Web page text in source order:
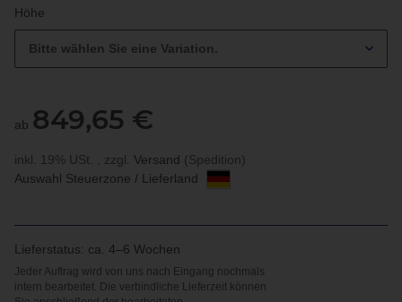
Höhe
Bitte wählen Sie eine Variation.
ab 849,65 €
inkl. 19% USt. , zzgl. Versand (Spedition)
Auswahl Steuerzone / Lieferland
Lieferstatus: ca. 4–6 Wochen